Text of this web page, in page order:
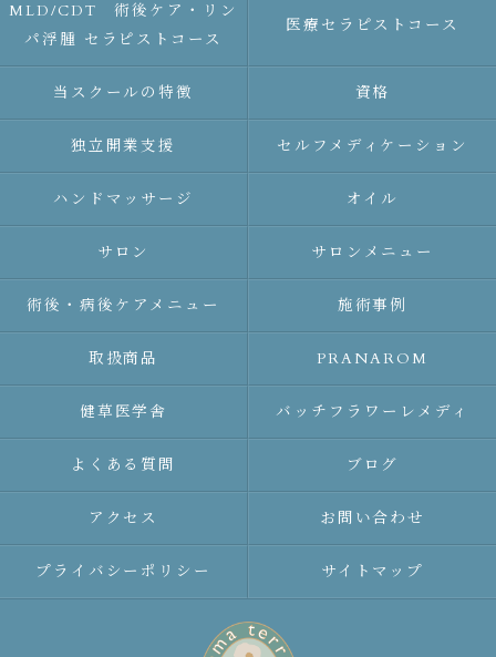
MLD/CDT 術後ケア・リン
パ浮腫 セラピストコース
医療セラピストコース
当スクールの特徴 資格
独立開業支援 セルフメディケーション
ハンドマッサージ オイル
サロン サロンメニュー
術後・病後ケアメニュー 施術事例
取扱商品 PRANAROM
健草医学舎 バッチフラワーレメディ
よくある質問 ブログ
アクセス お問い合わせ
プライバシーポリシー サイトマップ